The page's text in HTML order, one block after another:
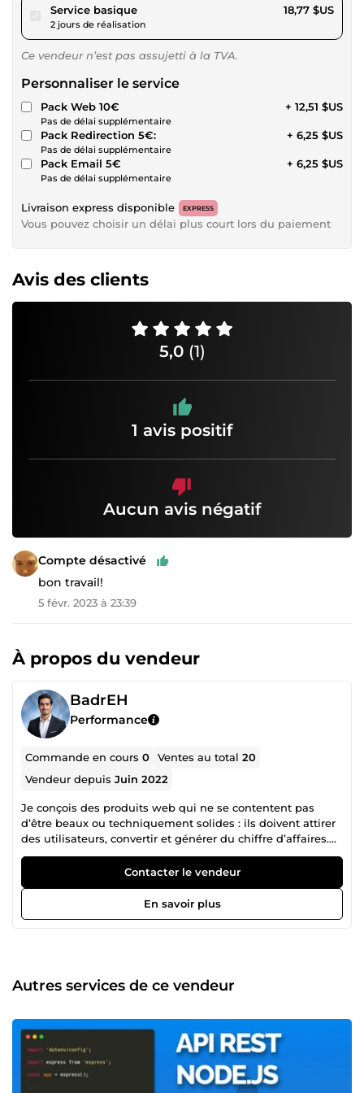
Service basiquepour 17,29 $US
2 jours de réalisation
18,77 $US
Ce vendeur n’est pas assujetti à la TVA.
Personnaliser le service
Pack Web 10€
Pas de délai supplémentaire
+ 12,51 $US
Pack Redirection 5€:
Pas de délai supplémentaire
+ 6,25 $US
Pack Email 5€
Pas de délai supplémentaire
+ 6,25 $US
Livraison express disponible EXPRESS
Vous pouvez choisir un délai plus court lors du paiement
Avis des clients
5,0 (1)
1 avis positif
Aucun avis négatif
Compte désactivé
bon travail!
5 févr. 2023 à 23:39
À propos du vendeur
BadrEH
Performance
Commande en cours0 Ventes au total20
Vendeur depuisJuin 2022
Je conçois des produits web qui ne se contentent pas
d’être beaux ou techniquement solides : ils doivent attirer
des utilisateurs, convertir et générer du chiffre d’affaires.
Développeur spécialisé en applications web, intelligence
artificielle, SaaS, SEO et GEO, je maîtrise l’ensemble du
cycle produit : idée, conception, développement,
lancement, acquisition et optimisation. Je développe et
exploite également mes propres SaaS, dont certains
conversion et de la rentabilité. Ce que je fais pour vous
Sites web &amp; landing pages : interfaces modernes,
prêts à être testés et commercialisés. Applications IA :
intégration de LLM, agents IA, RAG, chatbots,
automatisations et génération de contenu. SEO &amp;
GEO : optimisation pour Google, moteurs de recherche IA
Contacter le vendeur
En savoir plus
Autres services de ce vendeur